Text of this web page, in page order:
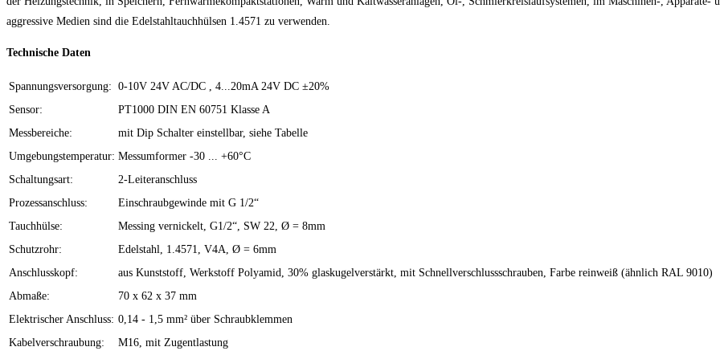
aggressive Medien sind die Edelstahltauchhülsen 1.4571 zu verwenden.
Technische Daten
Spannungsversorgung: 0-10V 24V AC/DC , 4...20mA 24V DC ±20%
Sensor:
PT1000 DIN EN 60751 Klasse A
Messbereiche:
mit Dip Schalter einstellbar, siehe Tabelle
Umgebungstemperatur: Messumformer -30 ... +60°C
Schaltungsart:
2-Leiteranschluss
Prozessanschluss:
Einschraubgewinde mit G 1/2“
Tauchhülse:
Messing vernickelt, G1/2“, SW 22, Ø = 8mm
Schutzrohr:
Edelstahl, 1.4571, V4A, Ø = 6mm
Anschlusskopf:
aus Kunststoff, Werkstoff Polyamid, 30% glaskugelverstärkt, mit Schnellverschlussschrauben, Farbe reinweiß (ähnlich RAL 9010)
Abmaße:
70 x 62 x 37 mm
Elektrischer Anschluss: 0,14 - 1,5 mm² über Schraubklemmen
Kabelverschraubung:
M16, mit Zugentlastung